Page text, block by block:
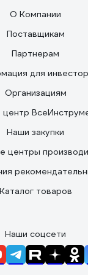
О Компании
Поставщикам
Партнерам
для
Организациям
Наши закупки
центры
Каталог товаров
Наши соцсети